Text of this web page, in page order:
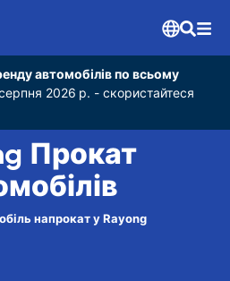
автомобілів по всьому
2026 р. - скористайтеся
Прокат
напрокат у Rayong